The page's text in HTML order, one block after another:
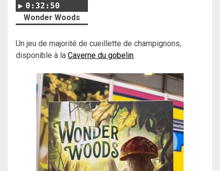
0:32:50
Wonder Woods
Un jeu de majorité de cueillette de champignons,
disponible à la Caverne du gobelin.